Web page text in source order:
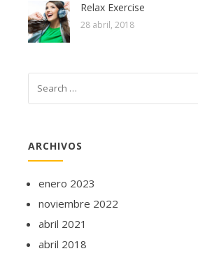
Relax Exercise
28 abril, 2018
ARCHIVOS
enero 2023
noviembre 2022
abril 2021
abril 2018